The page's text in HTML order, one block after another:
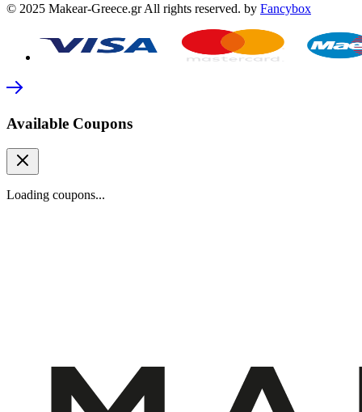
© 2025 Makear-Greece.gr All rights reserved. by Fancybox
Available Coupons
Loading coupons...